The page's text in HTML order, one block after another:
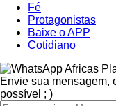
Fé
Protagonistas
Baixe o APP
Cotidiano
Africas
Envie sua mensagem,
possível ; )